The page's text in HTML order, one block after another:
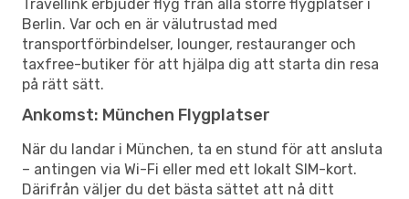
Travellink erbjuder flyg från alla större flygplatser i
Berlin. Var och en är välutrustad med
transportförbindelser, lounger, restauranger och
taxfree-butiker för att hjälpa dig att starta din resa
på rätt sätt.
Ankomst: München Flygplatser
När du landar i München, ta en stund för att ansluta
– antingen via Wi-Fi eller med ett lokalt SIM-kort.
Därifrån väljer du det bästa sättet att nå ditt